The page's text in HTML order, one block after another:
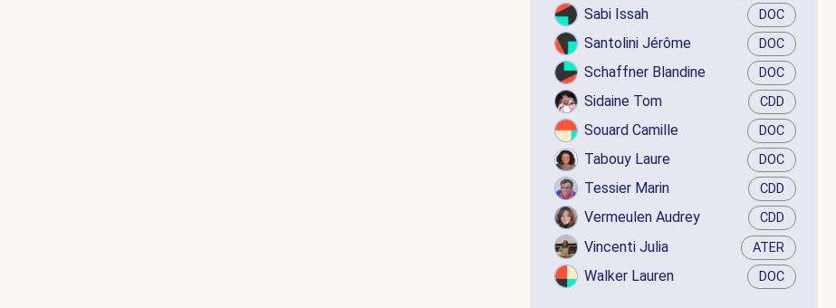
Sabi Issah DOC
Santolini Jérôme DOC
Schaffner Blandine DOC
Sidaine Tom CDD
Souard Camille DOC
Tabouy Laure DOC
Tessier Marin CDD
Vermeulen Audrey CDD
Vincenti Julia ATER
Walker Lauren DOC